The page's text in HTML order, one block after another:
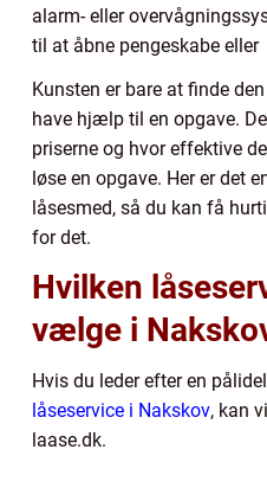
alarm- eller
til at åbne pengeskabe eller
Kunsten er bare at finde
have hjælp til en opgave.
priserne og hvor effektive
løse en opgave. Her er det
låsesmed, så du kan få
for det.
Hvilken
vælge i
Hvis du leder efter en
låseservice i Nakskov, kan
laase.dk.